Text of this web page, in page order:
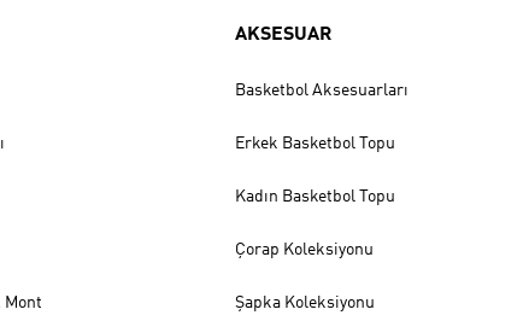
Mont
AKSESUAR
Basketbol Aksesuarları
Erkek Basketbol Topu
Kadın Basketbol Topu
Çorap Koleksiyonu
Şapka Koleksiyonu